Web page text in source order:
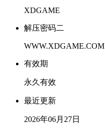
XDGAME
解压密码二
WWW.XDGAME.COM
有效期
永久有效
最近更新
2026年06月27日